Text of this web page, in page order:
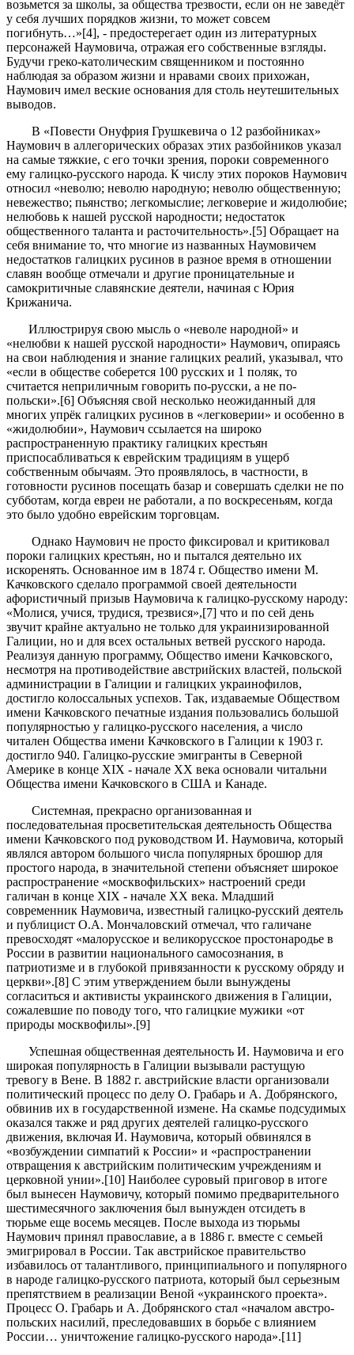
возьмется за школы, за общества трезвости, если он не заведёт
у себя лучших порядков жизни, то может совсем
погибнуть…»[4], - предостерегает один из литературных
персонажей Наумовича, отражая его собственные взгляды.
Будучи греко-католическим священником и постоянно
наблюдая за образом жизни и нравами своих прихожан,
Наумович имел веские основания для столь неутешительных
выводов.
В «Повести Онуфрия Грушкевича о 12 разбойниках»
Наумович в аллегорических образах этих разбойников указал
на самые тяжкие, с его точки зрения, пороки современного
ему галицко-русского народа. К числу этих пороков Наумович
относил «неволю; неволю народную; неволю общественную;
невежество; пьянство; легкомыслие; легковерие и жидолюбие;
нелюбовь к нашей русской народности; недостаток
общественного таланта и расточительность».[5] Обращает на
себя внимание то, что многие из названных Наумовичем
недостатков галицких русинов в разное время в отношении
славян вообще отмечали и другие проницательные и
самокритичные славянские деятели, начиная с Юрия
Крижанича.
Иллюстрируя свою мысль о «неволе народной» и
«нелюбви к нашей русской народности» Наумович, опираясь
на свои наблюдения и знание галицких реалий, указывал, что
«если в обществе соберется 100 русских и 1 поляк, то
считается неприличным говорить по-русски, а не по-
польски».[6] Объясняя свой несколько неожиданный для
многих упрёк галицких русинов в «легковерии» и особенно в
«жидолюбии», Наумович ссылается на широко
распространенную практику галицких крестьян
приспосабливаться к еврейским традициям в ущерб
собственным обычаям. Это проявлялось, в частности, в
готовности русинов посещать базар и совершать сделки не по
субботам, когда евреи не работали, а по воскресеньям, когда
это было удобно еврейским торговцам.
Однако Наумович не просто фиксировал и критиковал
пороки галицких крестьян, но и пытался деятельно их
искоренять. Основанное им в 1874 г. Общество имени М.
Качковского сделало программой своей деятельности
афористичный призыв Наумовича к галицко-русскому народу:
«Молися, учися, трудися, трезвися»,[7] что и по сей день
звучит крайне актуально не только для украинизированной
Галиции, но и для всех остальных ветвей русского народа.
Реализуя данную программу, Общество имени Качковского,
несмотря на противодействие австрийских властей, польской
администрации в Галиции и галицких украинофилов,
достигло колоссальных успехов. Так, издаваемые Обществом
имени Качковского печатные издания пользовались большой
популярностью у галицко-русского населения, а число
читален Общества имени Качковского в Галиции к 1903 г.
достигло 940. Галицко-русские эмигранты в Северной
Америке в конце XIX - начале ХХ века основали читальни
Общества имени Качковского в США и Канаде.
Системная, прекрасно организованная и
последовательная просветительская деятельность Общества
имени Качковского под руководством И. Наумовича, который
являлся автором большого числа популярных брошюр для
простого народа, в значительной степени объясняет широкое
распространение «москвофильских» настроений среди
галичан в конце XIX - начале ХХ века. Младший
современник Наумовича, известный галицко-русский деятель
и публицист О.А. Мончаловский отмечал, что галичане
превосходят «малорусское и великорусское простонародье в
России в развитии национального самосознания, в
патриотизме и в глубокой привязанности к русскому обряду и
церкви».[8] С этим утверждением были вынуждены
согласиться и активисты украинского движения в Галиции,
сожалевшие по поводу того, что галицкие мужики «от
природы москвофилы».[9]
Успешная общественная деятельность И. Наумовича и его
широкая популярность в Галиции вызывали растущую
тревогу в Вене. В 1882 г. австрийские власти организовали
политический процесс по делу О. Грабарь и А. Добрянского,
обвинив их в государственной измене. На скамье подсудимых
оказался также и ряд других деятелей галицко-русского
движения, включая И. Наумовича, который обвинялся в
«возбуждении симпатий к России» и «распространении
отвращения к австрийским политическим учреждениям и
церковной унии».[10] Наиболее суровый приговор в итоге
был вынесен Наумовичу, который помимо предварительного
шестимесячного заключения был вынужден отсидеть в
тюрьме еще восемь месяцев. После выхода из тюрьмы
Наумович принял православие, а в 1886 г. вместе с семьей
эмигрировал в России. Так австрийское правительство
избавилось от талантливого, принципиального и популярного
в народе галицко-русского патриота, который был серьезным
препятствием в реализации Веной «украинского проекта».
Процесс О. Грабарь и А. Добрянского стал «началом австро-
польских насилий, преследовавших в борьбе с влиянием
России… уничтожение галицко-русского народа».[11]